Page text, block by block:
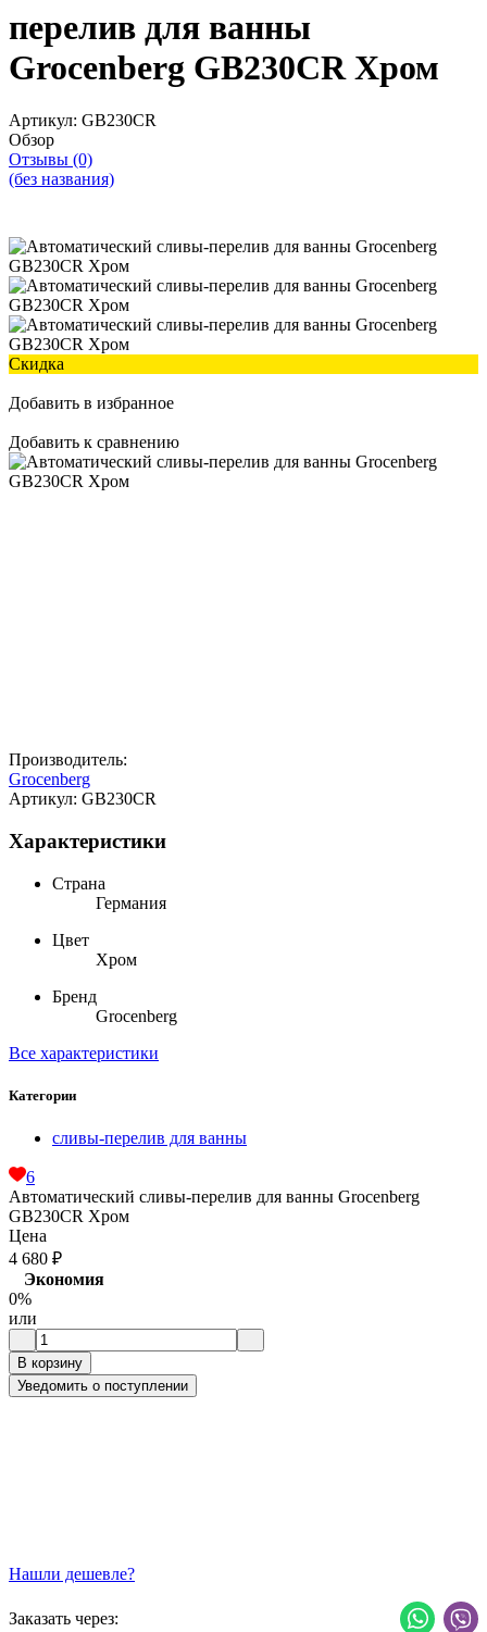
перелив для ванны
Grocenberg GB230CR Хром
Артикул: GB230CR
Обзор
Отзывы (0)
(без названия)
Скидка
Добавить в избранное
Добавить к сравнению
Производитель:
Grocenberg
Артикул: GB230CR
Характеристики
Страна
Германия
Цвет
Хром
Бренд
Grocenberg
Все характеристики
Категории
сливы-перелив для ванны
6
Автоматический сливы-перелив для ванны Grocenberg
GB230CR Хром
Цена
4 680 ₽
Экономия
0%
или
В корзину
Уведомить о поступлении
Нашли дешевле?
Заказать через: